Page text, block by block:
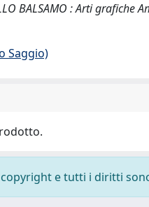
BALSAMO : Arti grafiche
Saggio)
e tutti i diritti